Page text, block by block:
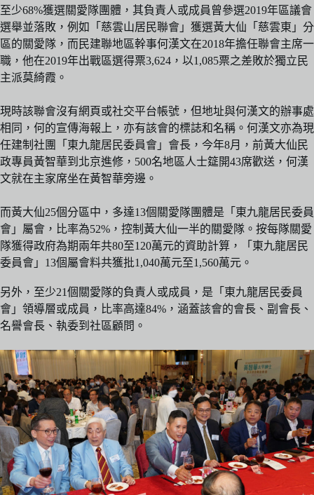
至少68%獲選關愛隊團體，其負責人或成員曾參選2019年區議會
選舉並落敗，例如「慈雲山居民聯會」獲選黃大仙「慈雲東」分
區的關愛隊，而民建聯地區幹事何漢文在2018年擔任聯會主席一
職，他在2019年出戰區選得票3,624，以1,085票之差敗於獨立民
主派莫綺霞。
現時該聯會沒有網頁或社交平台帳號，但地址與何漢文的辦事處
相同，何的宣傳海報上，亦有該會的標誌和名稱。何漢文亦為現
任建制社團「東九龍居民委員會」會長，今年8月，前黃大仙民
政專員黃智華到北京進修，500名地區人士筵開43席歡送，何漢
文就在主家席坐在黃智華旁邊。
而黃大仙25個分區中，多達13個關愛隊團體是「東九龍居民委員
會」屬會，比率為52%，控制黃大仙一半的關愛隊。按每隊關愛
隊獲得政府為期兩年共80至120萬元的資助計算，「東九龍居民
委員會」13個屬會料共獲批1,040萬元至1,560萬元。
另外，至少21個關愛隊的負責人或成員，是「東九龍居民委員
會」領導層或成員，比率高達84%，涵蓋該會的會長、副會長、
名譽會長、執委到社區顧問。